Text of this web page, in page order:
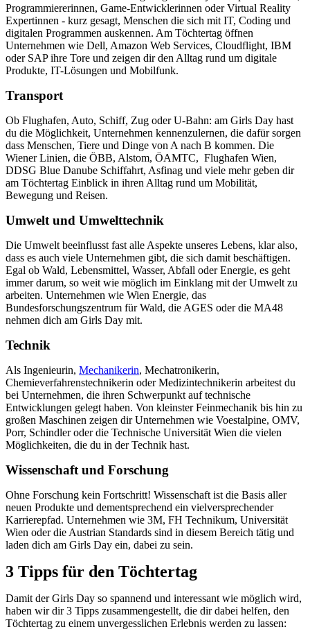
Programmiererinnen, Game-Entwicklerinnen oder Virtual Reality
Expertinnen - kurz gesagt, Menschen die sich mit IT, Coding und
digitalen Programmen auskennen. Am Töchtertag öffnen
Unternehmen wie Dell, Amazon Web Services, Cloudflight, IBM
oder SAP ihre Tore und zeigen dir den Alltag rund um digitale
Produkte, IT-Lösungen und Mobilfunk.
Transport
Ob Flughafen, Auto, Schiff, Zug oder U-Bahn: am Girls Day hast
du die Möglichkeit, Unternehmen kennenzulernen, die dafür sorgen
dass Menschen, Tiere und Dinge von A nach B kommen. Die
Wiener Linien, die ÖBB, Alstom, ÖAMTC, Flughafen Wien,
DDSG Blue Danube Schiffahrt, Asfinag und viele mehr geben dir
am Töchtertag Einblick in ihren Alltag rund um Mobilität,
Bewegung und Reisen.
Umwelt und Umwelttechnik
Die Umwelt beeinflusst fast alle Aspekte unseres Lebens, klar also,
dass es auch viele Unternehmen gibt, die sich damit beschäftigen.
Egal ob Wald, Lebensmittel, Wasser, Abfall oder Energie, es geht
immer darum, so weit wie möglich im Einklang mit der Umwelt zu
arbeiten. Unternehmen wie Wien Energie, das
Bundesforschungszentrum für Wald, die AGES oder die MA48
nehmen dich am Girls Day mit.
Technik
Als Ingenieurin, Mechanikerin, Mechatronikerin,
Chemieverfahrenstechnikerin oder Medizintechnikerin arbeitest du
bei Unternehmen, die ihren Schwerpunkt auf technische
Entwicklungen gelegt haben. Von kleinster Feinmechanik bis hin zu
großen Maschinen zeigen dir Unternehmen wie Voestalpine, OMV,
Porr, Schindler oder die Technische Universität Wien die vielen
Möglichkeiten, die du in der Technik hast.
Wissenschaft und Forschung
Ohne Forschung kein Fortschritt! Wissenschaft ist die Basis aller
neuen Produkte und dementsprechend ein vielversprechender
Karrierepfad. Unternehmen wie 3M, FH Technikum, Universität
Wien oder die Austrian Standards sind in diesem Bereich tätig und
laden dich am Girls Day ein, dabei zu sein.
3 Tipps für den Töchtertag
Damit der Girls Day so spannend und interessant wie möglich wird,
haben wir dir 3 Tipps zusammengestellt, die dir dabei helfen, den
Töchtertag zu einem unvergesslichen Erlebnis werden zu lassen: